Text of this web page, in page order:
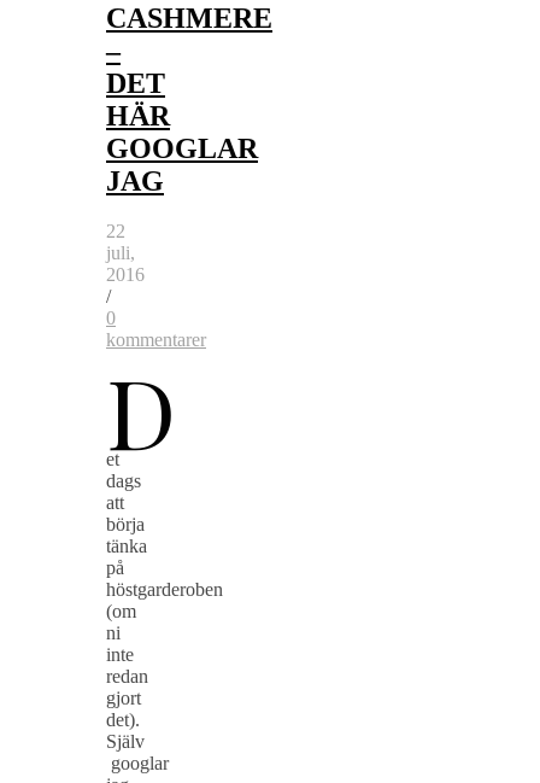
CASHMERE
–
DET
HÄR
GOOGLAR
JAG
22
juli,
2016
/
0
kommentarer
D
et
dags
att
börja
tänka
på
höstgarderoben
(om
ni
inte
redan
gjort
det).
Själv
googlar